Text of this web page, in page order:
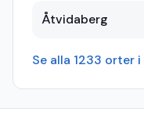
Åtvidaberg
Se alla 1233 orter i